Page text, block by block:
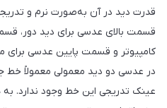
قدرت دید در آن به‌صورت نرم و تدریجی
قسمت بالای عدسی برای دید دور،
کامپیوتر و قسمت پایین عدسی برای
در عدسی دو دید معمولی معمولاً خط
عینک تدریجی این خط وجود ندارد.